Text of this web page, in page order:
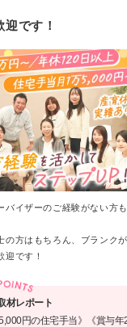
です！
バイザーのご経験がない方
の方はもちろん、ブランク
迎です！
材レポート
円の住宅手当》《賞与年